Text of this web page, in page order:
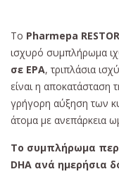
Το Pharmepa
ισχυρό συμπλήρωμα
σε EPA, τριπλάσια
είναι η αποκατάσταση
γρήγορη αύξηση των
άτομα με ανεπάρκεια
Το συμπλήρωμα
DHA ανά ημερήσια